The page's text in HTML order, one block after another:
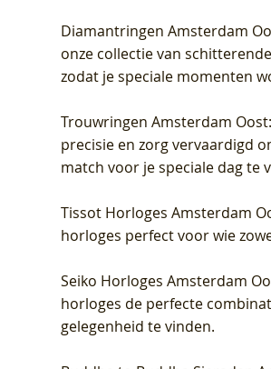
Diamantringen Amsterdam
onze collectie van
zodat je speciale momenten
Trouwringen Amsterdam Oost
precisie en zorg vervaardigd
match voor je speciale dag te
Tissot Horloges Amsterdam
horloges perfect voor wie
Seiko Horloges Amsterdam
horloges de perfecte
gelegenheid te vinden.